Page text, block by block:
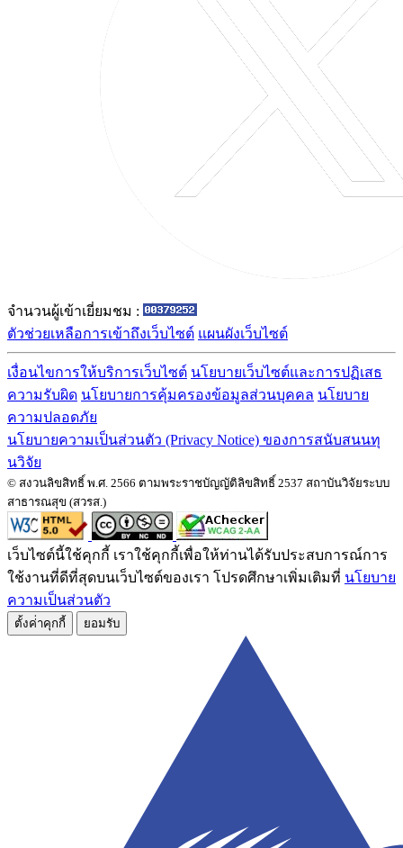
จำนวนผู้เข้าเยี่ยมชม :
ตัวช่วยเหลือการเข้าถึงเว็บไซต์ แผนผังเว็บไซต์
เงื่อนไขการให้บริการเว็บไซต์ นโยบายเว็บไซต์และการปฏิเสธ
ความรับผิด นโยบายการคุ้มครองข้อมูลส่วนบุคคล นโยบาย
ความปลอดภัย
นโยบายความเป็นส่วนตัว (Privacy Notice) ของการสนับสนนทุ
นวิจัย
© สงวนลิขสิทธิ์ พ.ศ. 2566 ตามพระราชบัญญัติลิขสิทธิ์ 2537 สถาบันวิจัยระบบ
สาธารณสุข (สวรส.)
เว็บไซต์นี้ใช้คุกกี้ เราใช้คุกกี้เพื่อให้ท่านได้รับประสบการณ์การ
ใช้งานที่ดีที่สุดบนเว็บไซต์ของเรา โปรดศึกษาเพิ่มเติมที่ นโยบาย
ความเป็นส่วนตัว
ตั้งค่่าคุกกี้ ยอมรับ